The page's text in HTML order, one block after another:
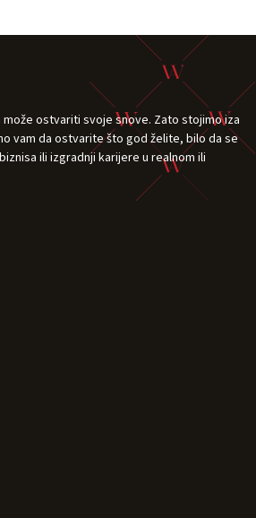
može ostvariti svoje snove. Zato stojimo iza
vam da ostvarite što god želite, bilo da se
ili izgradnji karijere u realnom ili